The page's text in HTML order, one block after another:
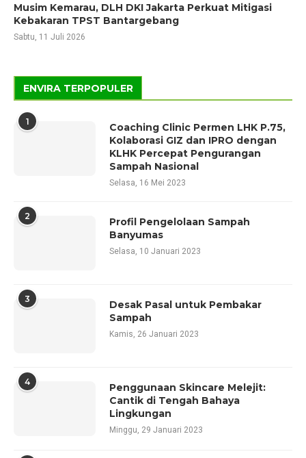
Musim Kemarau, DLH DKI Jakarta Perkuat Mitigasi
Kebakaran TPST Bantargebang
Sabtu, 11 Juli 2026
ENVIRA TERPOPULER
1
Coaching Clinic Permen LHK P.75,
Kolaborasi GIZ dan IPRO dengan
KLHK Percepat Pengurangan
Sampah Nasional
Selasa, 16 Mei 2023
2
Profil Pengelolaan Sampah
Banyumas
Selasa, 10 Januari 2023
3
Desak Pasal untuk Pembakar
Sampah
Kamis, 26 Januari 2023
4
Penggunaan Skincare Melejit:
Cantik di Tengah Bahaya
Lingkungan
Minggu, 29 Januari 2023